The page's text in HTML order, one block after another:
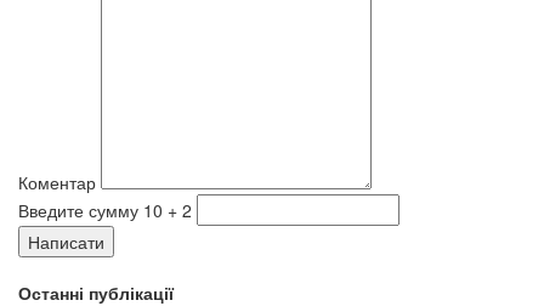
Коментар
Введите сумму 10 + 2
Написати
Останні публікації